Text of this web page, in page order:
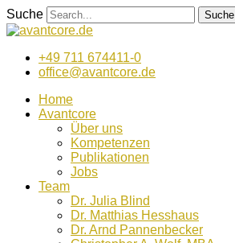
Zum
Inhalt
Suche Suche
+49 711 674411-0
office@avantcore.de
Home
Avantcore
Über uns
Kompetenzen
Publikationen
Jobs
Team
Dr. Julia Blind
Dr. Matthias Hesshaus
Dr. Arnd Pannenbecker